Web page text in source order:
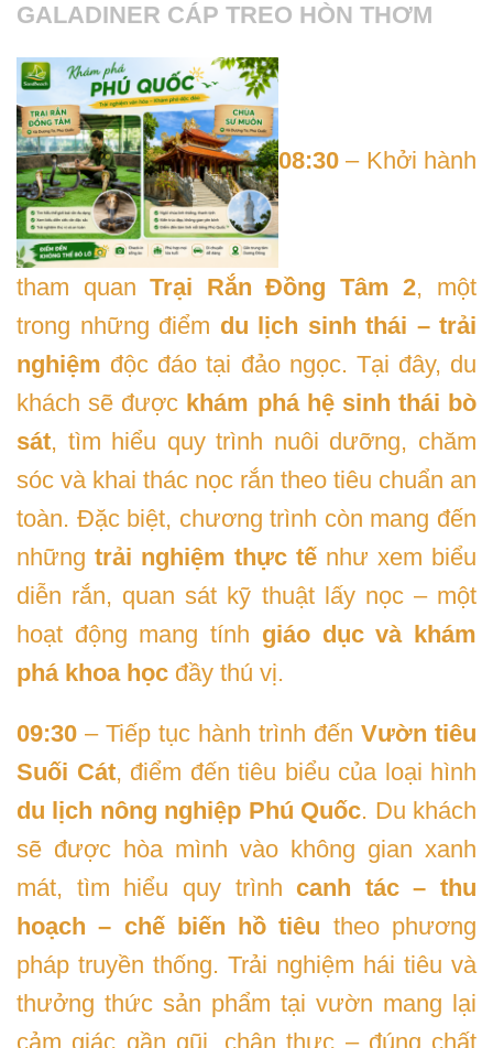
GALADINER CÁP TREO HÒN THƠM
08:30 – Khởi hành
tham quanTrại Rắn Đồng Tâm 2, một
trong những điểm du lịch sinh thái – trải
nghiệm độc đáo tại đảo ngọc. Tại đây, du
khách sẽ được khám phá hệ sinh thái bò
sát, tìm hiểu quy trình nuôi dưỡng, chăm
sóc và khai thác nọc rắn theo tiêu chuẩn an
toàn. Đặc biệt, chương trình còn mang đến
những trải nghiệm thực tế như xem biểu
diễn rắn, quan sát kỹ thuật lấy nọc – một
hoạt động mang tính giáo dục và khám
phá khoa học đầy thú vị.
09:30 – Tiếp tục hành trình đến Vườn tiêu
Suối Cát, điểm đến tiêu biểu của loại hình
du lịch nông nghiệp Phú Quốc. Du khách
sẽ được hòa mình vào không gian xanh
mát, tìm hiểu quy trình canh tác – thu
hoạch – chế biến hồ tiêu theo phương
pháp truyền thống. Trải nghiệm hái tiêu và
thưởng thức sản phẩm tại vườn mang lại
cảm giác gần gũi, chân thực – đúng chất